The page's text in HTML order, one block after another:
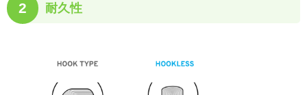
2 耐久性